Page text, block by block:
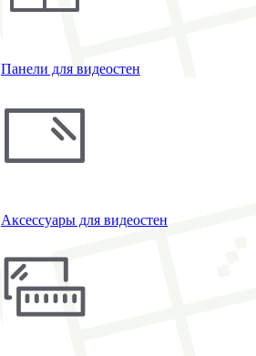
Панели для видеостен
Аксессуары для видеостен